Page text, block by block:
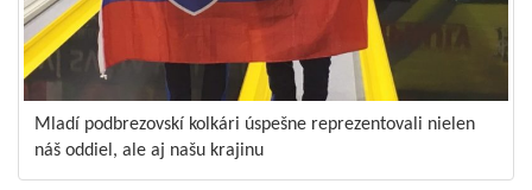
Mladí podbrezovskí kolkári úspešne reprezentovali nielen
náš oddiel, ale aj našu krajinu